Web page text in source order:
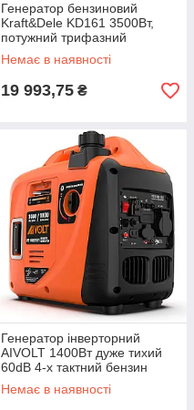
Генератор бензиновий
Kraft&Dele KD161 3500Вт,
потужний трифазний
генератор
Немає в наявності
19 993,75 ₴
Генератор інверторний
AIVOLT 1400Вт дуже тихий
60dB 4-х тактний бензин
Немає в наявності